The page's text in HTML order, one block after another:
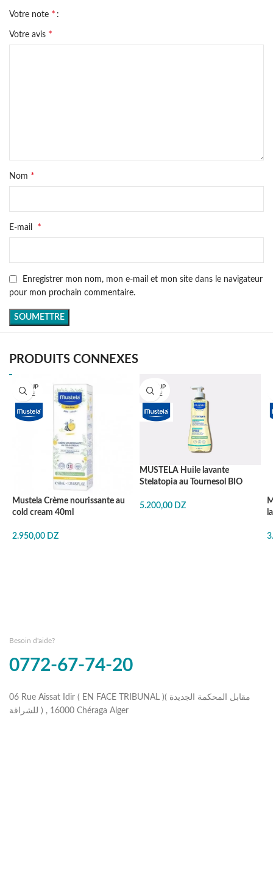
Votre note *
Votre avis *
Nom *
E-mail *
Enregistrer mon nom, mon e-mail et mon site dans le navigateur
pour mon prochain commentaire.
PRODUITS CONNEXES
EN RUP
TURE
Mustela Crème nourissante au
cold cream 40ml
2.950,00 DZ
EN RUP
TURE
MUSTELA Huile lavante
Stelatopia au Tournesol BIO
5.200,00 DZ
Besoin d'aide?
0772-67-74-20
06 Rue Aissat Idir ( EN FACE TRIBUNAL )( مقابل المحكمة الجديدة
للشراقة ) , 16000 Chéraga Alger